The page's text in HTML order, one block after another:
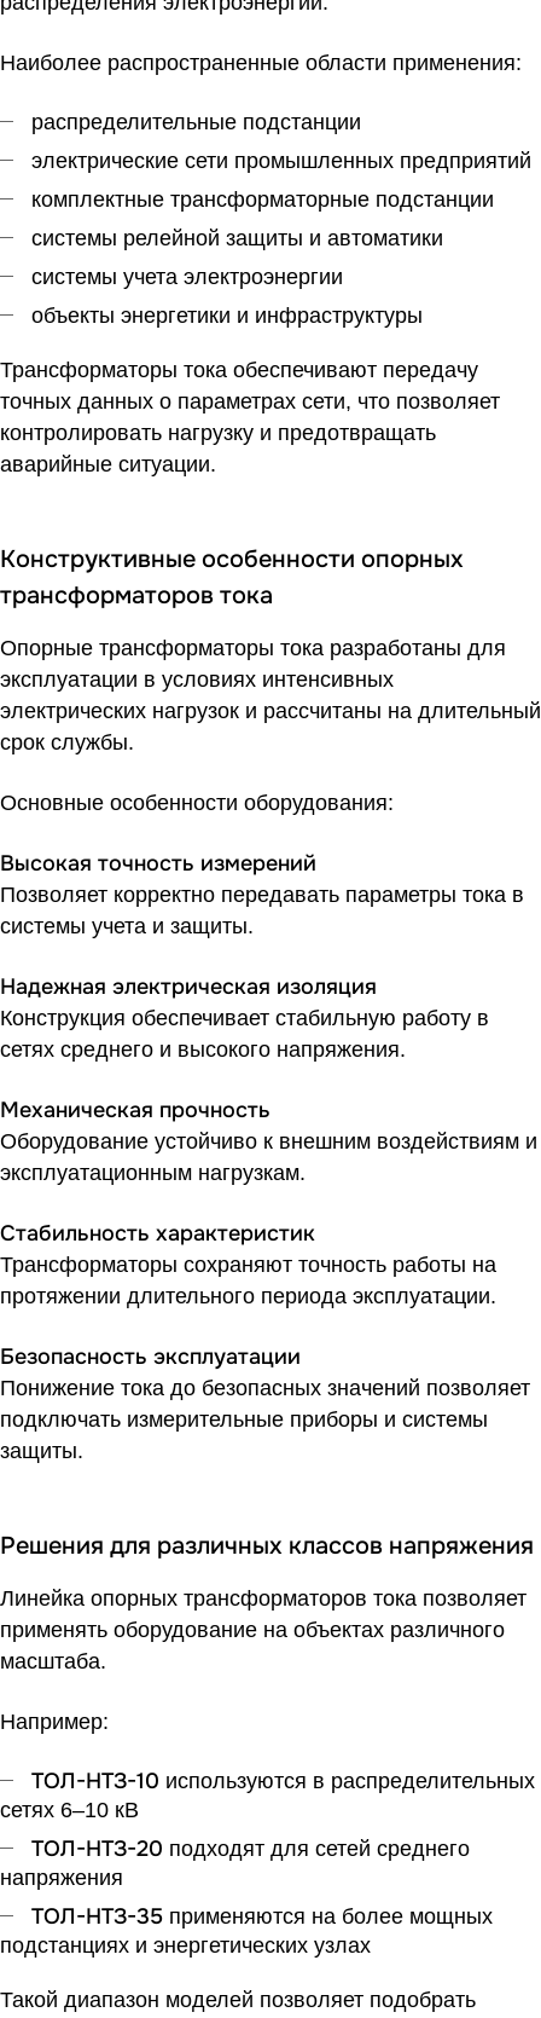
Наиболее распространенные области применения:
распределительные подстанции
электрические сети промышленных предприятий
комплектные трансформаторные подстанции
системы релейной защиты и автоматики
системы учета электроэнергии
объекты энергетики и инфраструктуры
Трансформаторы тока обеспечивают передачу
точных данных о параметрах сети, что позволяет
контролировать нагрузку и предотвращать
аварийные ситуации.
Конструктивные особенности опорных
трансформаторов тока
Опорные трансформаторы тока разработаны для
эксплуатации в условиях интенсивных
электрических нагрузок и рассчитаны на длительный
срок службы.
Основные особенности оборудования:
Высокая точность измерений
Позволяет корректно передавать параметры тока в
системы учета и защиты.
Надежная электрическая изоляция
Конструкция обеспечивает стабильную работу в
сетях среднего и высокого напряжения.
Механическая прочность
Оборудование устойчиво к внешним воздействиям и
эксплуатационным нагрузкам.
Стабильность характеристик
Трансформаторы сохраняют точность работы на
протяжении длительного периода эксплуатации.
Безопасность эксплуатации
Понижение тока до безопасных значений позволяет
подключать измерительные приборы и системы
защиты.
Решения для различных классов напряжения
Линейка опорных трансформаторов тока позволяет
применять оборудование на объектах различного
масштаба.
Например:
ТОЛ-НТЗ-10 используются в распределительных
сетях 6–10 кВ
ТОЛ-НТЗ-20 подходят для сетей среднего
напряжения
ТОЛ-НТЗ-35 применяются на более мощных
подстанциях и энергетических узлах
Такой диапазон моделей позволяет подобрать